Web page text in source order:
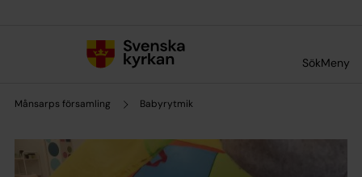
SökMeny
Månsarps församling Babyrytmik